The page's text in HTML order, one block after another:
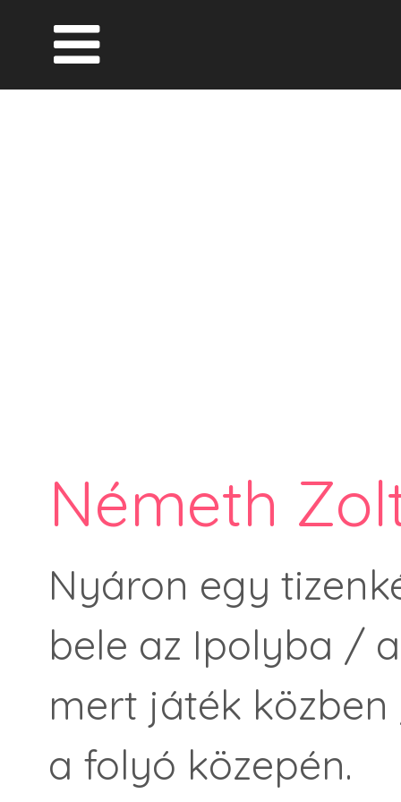
Németh
Nyáron egy
bele az Ipolyba /
mert játék
a folyó közepén.